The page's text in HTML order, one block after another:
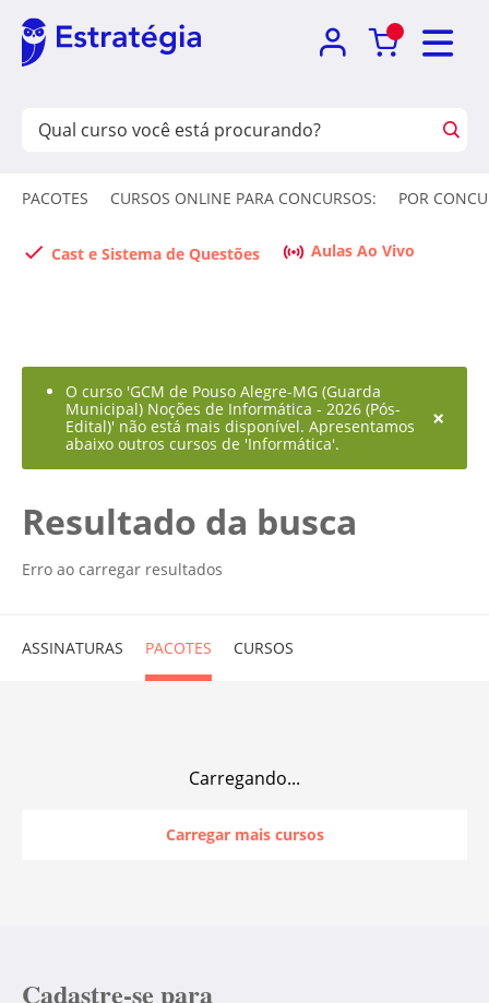
PACOTES CURSOS ONLINE PARA CONCURSOS: POR
Cast e Sistema de Questões Aulas Ao Vivo
O curso 'GCM de Pouso Alegre-MG (Guarda
Municipal) Noções de Informática - 2026 (Pós-
Edital)' não está mais disponível. Apresentamos
abaixo outros cursos de 'Informática'.
×
Resultado da busca
Erro ao carregar resultados
ASSINATURAS PACOTES CURSOS
Carregando...
Carregar mais cursos
Cadastre-se para